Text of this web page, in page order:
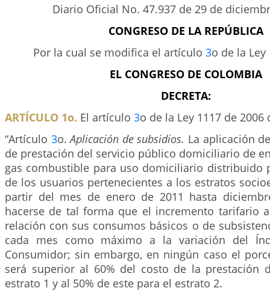
Diario Oficial No. 47.937 de 29 de
CONGRESO DE LA REPÚBLICA
Por la cual se modifica el artículo 3o de la Ley
EL CONGRESO DE COLOMBIA
DECRETA:
ARTÍCULO 1o. El artículo 3o de la Ley 1117 de 2006
“Artículo 3o.Aplicación de subsidios. La aplicación
de prestación del servicio público domiciliario de
gas combustible para uso domiciliario distribuido
de los usuarios pertenecientes a los estratos
partir del mes de enero de 2011 hasta
hacerse de tal forma que el incremento tarifario
relación con sus consumos básicos o de
cada mes como máximo a la variación del
Consumidor; sin embargo, en ningún caso el
será superior al 60% del costo de la prestación
estrato 1 y al 50% de este para el estrato 2.